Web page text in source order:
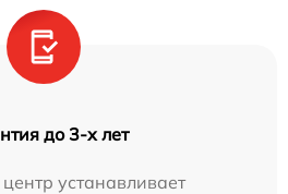
до 3-х лет
устанавливает